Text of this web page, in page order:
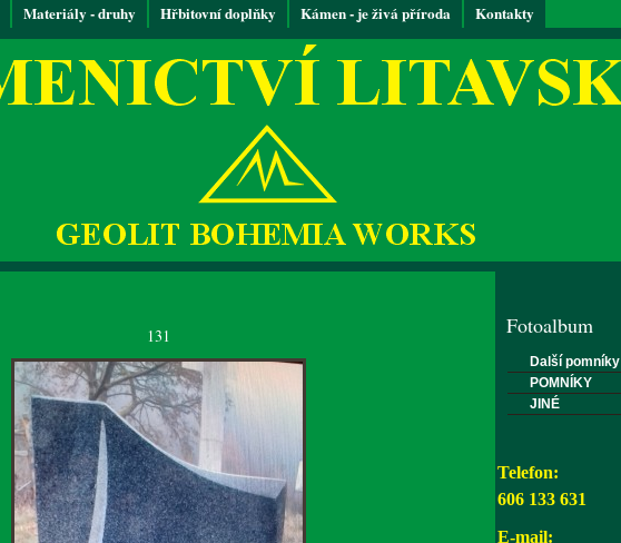
Materiály - druhy Hřbitovní doplňky Kámen - je živá příroda Kontakty
Fotoalbum
Další pomníky
POMNÍKY
JINÉ
Telefon:
606 133 631
E-mail:
131